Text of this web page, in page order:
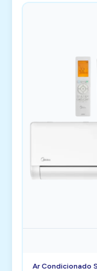
Ar Condicionado